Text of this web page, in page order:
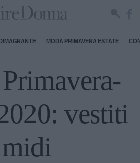
MODA PRIMAVERA ESTATE
vestiti
midi